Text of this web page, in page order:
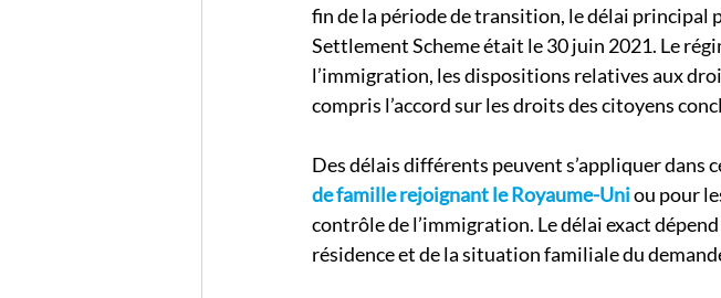
fin de la période de transition, le délai principal
Settlement Scheme était le 30 juin 2021. Le
l’immigration, les dispositions relatives aux
compris l’accord sur les droits des citoyens
Des délais différents peuvent s’appliquer dans
de famille rejoignant le Royaume-Uni ou pour
contrôle de l’immigration. Le délai exact
résidence et de la situation familiale du